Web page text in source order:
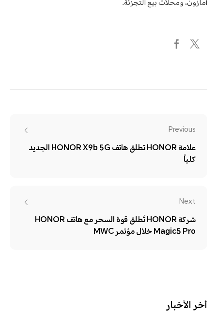
أمازون، ومحلات بيع التجزئة.
Previous
علامة HONOR تطلق هاتف HONOR X9b 5G الجديد
كلياً
Next
شركة HONOR تُطلق قوة السحر مع هاتف HONOR
Magic5 Pro خلال مؤتمر MWC
أخر الأخبار